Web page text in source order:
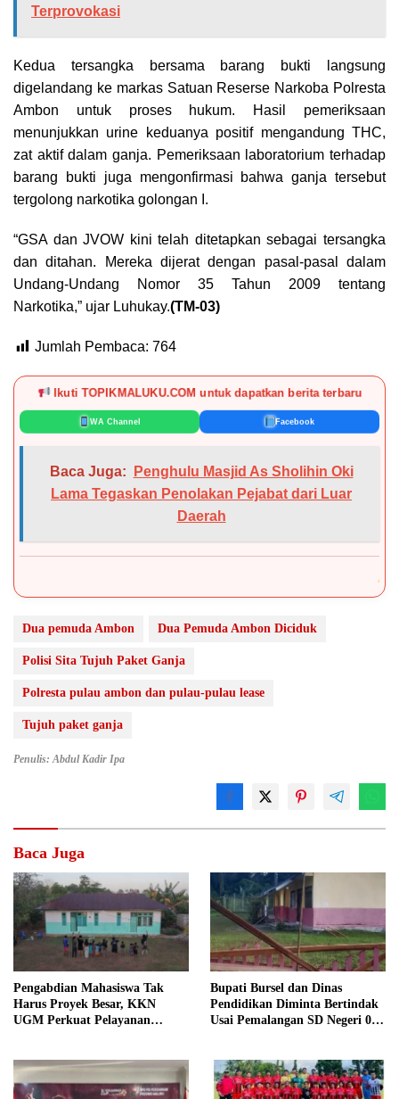
Terprovokasi
Kedua tersangka bersama barang bukti langsung
digelandang ke markas Satuan Reserse Narkoba Polresta
Ambon untuk proses hukum. Hasil pemeriksaan
menunjukkan urine keduanya positif mengandung THC,
zat aktif dalam ganja. Pemeriksaan laboratorium terhadap
barang bukti juga mengonfirmasi bahwa ganja tersebut
tergolong narkotika golongan I.
“GSA dan JVOW kini telah ditetapkan sebagai tersangka
dan ditahan. Mereka dijerat dengan pasal-pasal dalam
Undang-Undang Nomor 35 Tahun 2009 tentang
Narkotika,” ujar Luhukay.(TM-03)
Jumlah Pembaca: 764
Ikuti TOPIKMALUKU.COM untuk dapatkan berita terbaru
WA Channel Facebook
Baca Juga:
Penghulu Masjid As Sholihin Oki
Lama Tegaskan Penolakan Pejabat dari Luar
Daerah
DISCLAIMER:
Dua pemuda Ambon Dua Pemuda Ambon Diciduk
Polisi Sita Tujuh Paket Ganja
Polresta pulau ambon dan pulau-pulau lease
Tujuh paket ganja
Penulis: Abdul Kadir Ipa
Baca Juga
Pengabdian Mahasiswa Tak
Harus Proyek Besar, KKN
UGM Perkuat Pelayanan
Bupati Bursel dan Dinas
Pendidikan Diminta Bertindak
Usai Pemalangan SD Negeri 09